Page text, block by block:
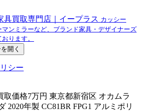
具買取専門店｜イープラス カッシー
ンミラーなど、ブランド家具・デザイナーズ
ります。
開く
シー
取価格7万円 東京都新宿区 オカムラ
2020年製 CC81BR FPG1 アルミポリ